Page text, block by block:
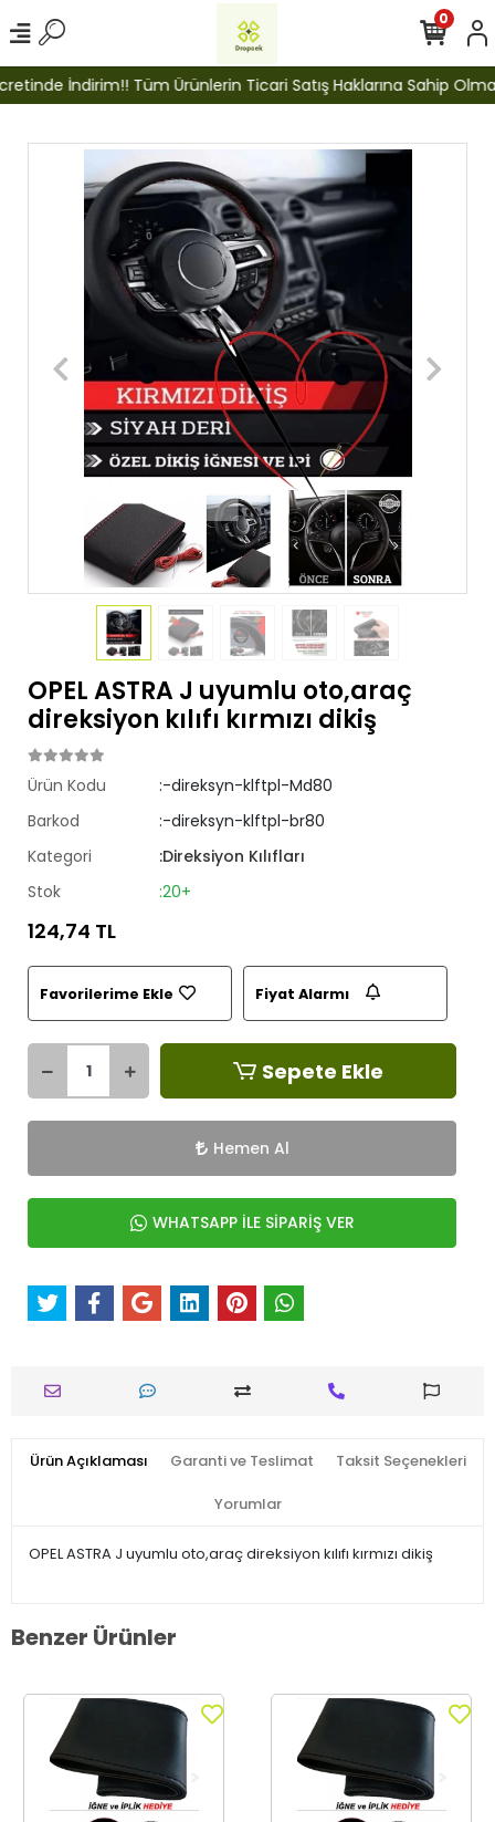
İndirim!! Tüm Ürünlerin Ticari Satış Haklarına Sahip
0
OPEL ASTRA J uyumlu oto,araç
direksiyon kılıfı kırmızı dikiş
Ürün Kodu
:-direksyn-klftpl-Md80
Barkod
:-direksyn-klftpl-br80
Kategori
:Direksiyon Kılıfları
Stok
:20+
124,74 TL
Favorilerime Ekle Fiyat Alarmı
Sepete Ekle
Hemen Al
WHATSAPP İLE SİPARİŞ VER
Ürün Açıklaması Garanti ve Teslimat Taksit Seçenekleri
Yorumlar
OPEL ASTRA J uyumlu oto,araç direksiyon kılıfı kırmızı dikiş
Benzer Ürünler